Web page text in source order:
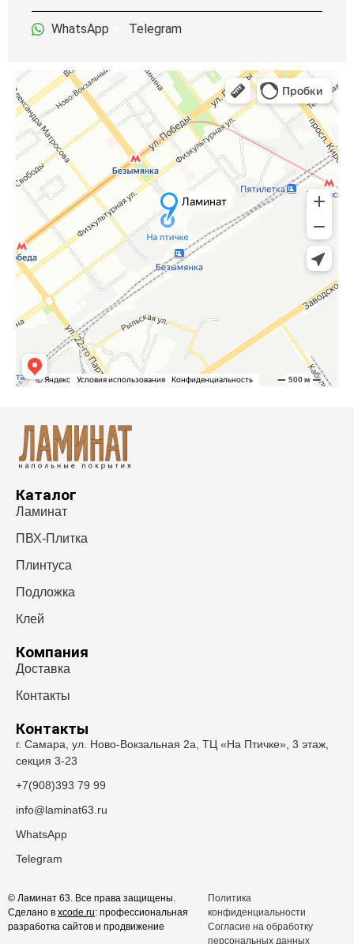
WhatsApp Telegram
Каталог
Ламинат
ПВХ-Плитка
Плинтуса
Подложка
Клей
Компания
Доставка
Контакты
Контакты
г. Самара, ул. Ново-Вокзальная 2а, ТЦ «На Птичке», 3 этаж,
секция 3-23
+7(908)393 79 99
info@laminat63.ru
WhatsApp
Telegram
© Ламинат 63. Все права защищены.
Сделано в xcode.ru: профессиональная
разработка сайтов и продвижение
Политика
конфиденциальности
Согласие на обработку
персональных данных